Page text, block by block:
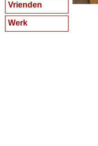
Vrienden
Werk